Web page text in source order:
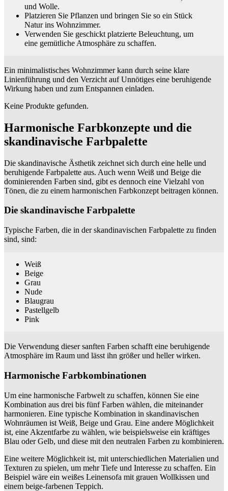
und Wolle.
Platzieren Sie Pflanzen und bringen Sie so ein Stück
Natur ins Wohnzimmer.
Verwenden Sie geschickt platzierte Beleuchtung, um
eine gemütliche Atmosphäre zu schaffen.
Ein minimalistisches Wohnzimmer kann durch seine klare
Linienführung und den Verzicht auf Unnötiges eine beruhigende
Wirkung haben und zum Entspannen einladen.
Keine Produkte gefunden.
Harmonische Farbkonzepte und die
skandinavische Farbpalette
Die skandinavische Ästhetik zeichnet sich durch eine helle und
beruhigende Farbpalette aus. Auch wenn Weiß und Beige die
dominierenden Farben sind, gibt es dennoch eine Vielzahl von
Tönen, die zu einem harmonischen Farbkonzept beitragen können.
Die skandinavische Farbpalette
Typische Farben, die in der skandinavischen Farbpalette zu finden
sind, sind:
Weiß
Beige
Grau
Nude
Blaugrau
Pastellgelb
Pink
Die Verwendung dieser sanften Farben schafft eine beruhigende
Atmosphäre im Raum und lässt ihn größer und heller wirken.
Harmonische Farbkombinationen
Um eine harmonische Farbwelt zu schaffen, können Sie eine
Kombination aus drei bis fünf Farben wählen, die miteinander
harmonieren. Eine typische Kombination in skandinavischen
Wohnräumen ist Weiß, Beige und Grau. Eine andere Möglichkeit
ist, eine Akzentfarbe zu wählen, wie beispielsweise ein kräftiges
Blau oder Gelb, und diese mit den neutralen Farben zu kombinieren.
Eine weitere Möglichkeit ist, mit unterschiedlichen Materialien und
Texturen zu spielen, um mehr Tiefe und Interesse zu schaffen. Ein
Beispiel wäre ein weißes Leinensofa mit grauen Wollkissen und
einem beige-farbenen Teppich.